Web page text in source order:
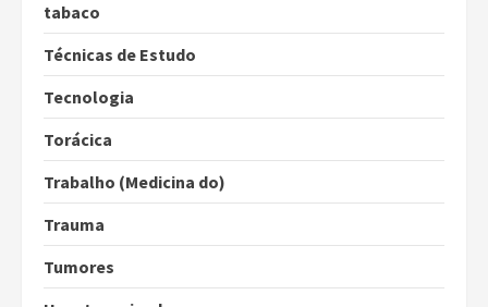
tabaco
Técnicas de Estudo
Tecnologia
Torácica
Trabalho (Medicina do)
Trauma
Tumores